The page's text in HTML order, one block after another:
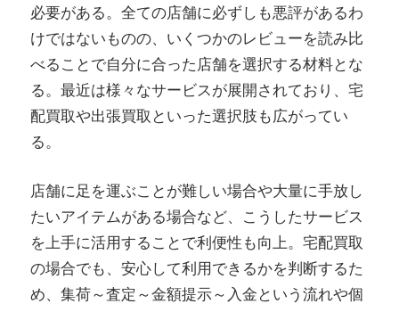
必要がある。全ての店舗に必ずしも悪評があるわ
けではないものの、いくつかのレビューを読み比
べることで自分に合った店舗を選択する材料とな
る。最近は様々なサービスが展開されており、宅
配買取や出張買取といった選択肢も広がってい
る。
店舗に足を運ぶことが難しい場合や大量に手放し
たいアイテムがある場合など、こうしたサービス
を上手に活用することで利便性も向上。宅配買取
の場合でも、安心して利用できるかを判断するた
め、集荷～査定～金額提示～入金という流れや個